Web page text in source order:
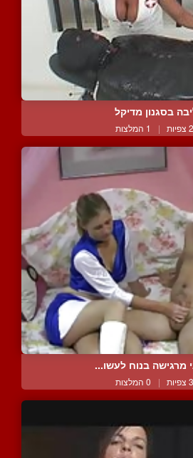
בסגנון מדיקל
| 1 המלצות
מרגישה בנוח לעשו...
| 0 המלצות